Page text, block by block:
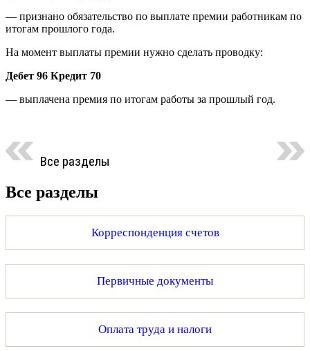
— признано обязательство по выплате премии работникам по
итогам прошлого года.
На момент выплаты премии нужно сделать проводку:
Дебет 96 Кредит 70
— выплачена премия по итогам работы за прошлый год.
Все разделы
Все разделы
Корреспонденция счетов
Первичные документы
Оплата труда и налоги